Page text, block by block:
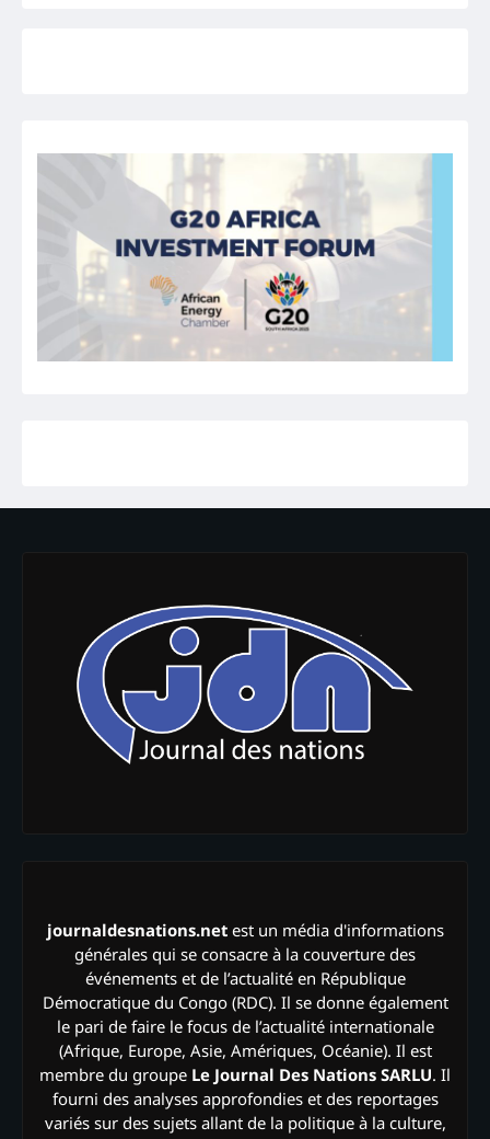
journaldesnations.netest un média d'informations
générales qui se consacre à la couverture des
événements et de l’actualité en République
Démocratique du Congo (RDC). Il se donne également
le pari de faire le focus de l’actualité internationale
(Afrique, Europe, Asie, Amériques, Océanie). Il est
membre du groupe Le Journal Des Nations SARLU. Il
fourni des analyses approfondies et des reportages
variés sur des sujets allant de la politique à la culture,